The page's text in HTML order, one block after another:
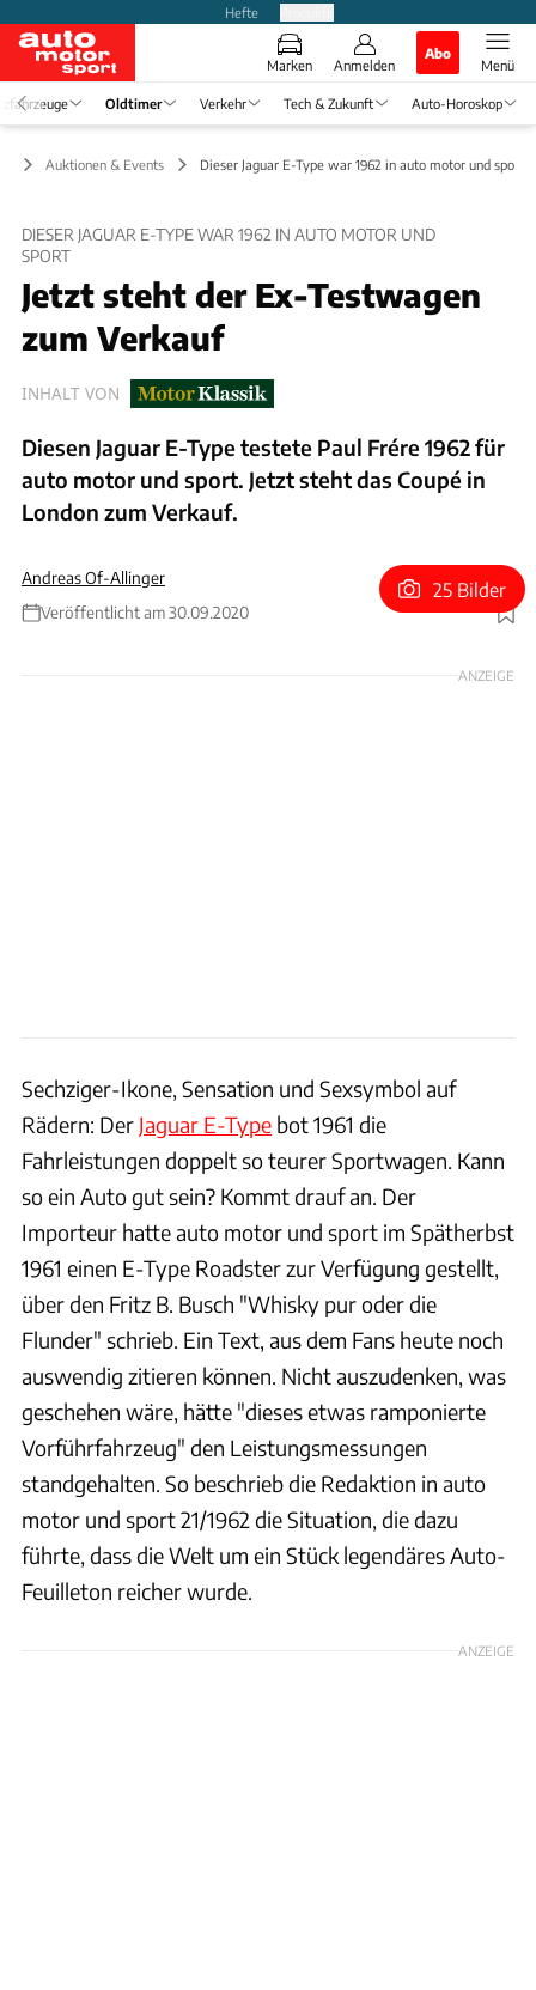
Hefte
Marken Anmelden
Abo
Menü
Oldtimer Verkehr Tech & Zukunft Auto-Horoskop
Auktionen & Events Dieser Jaguar E-Type war 1962 in auto motor und sport
DIESER JAGUAR E-TYPE WAR 1962 IN AUTO MOTOR UND
SPORT
Jetzt steht der Ex-Testwagen
zum Verkauf
INHALT VON
Diesen Jaguar E-Type testete Paul Frére 1962 für
auto motor und sport. Jetzt steht das Coupé in
London zum Verkauf.
Andreas Of-Allinger
Veröffentlicht am 30.09.2020
Foto: RM Sotheby's
25 Bilder
ANZEIGE
Sechziger-Ikone, Sensation und Sexsymbol auf
Rädern: Der Jaguar E-Type bot 1961 die
Fahrleistungen doppelt so teurer Sportwagen. Kann
so ein Auto gut sein? Kommt drauf an. Der
Importeur hatte auto motor und sport im Spätherbst
1961 einen E-Type Roadster zur Verfügung gestellt,
über den Fritz B. Busch "Whisky pur oder die
Flunder" schrieb. Ein Text, aus dem Fans heute noch
auswendig zitieren können. Nicht auszudenken, was
geschehen wäre, hätte "dieses etwas ramponierte
Vorführfahrzeug" den Leistungsmessungen
standgehalten. So beschrieb die Redaktion in auto
motor und sport 21/1962 die Situation, die dazu
führte, dass die Welt um ein Stück legendäres Auto-
Feuilleton reicher wurde.
ANZEIGE